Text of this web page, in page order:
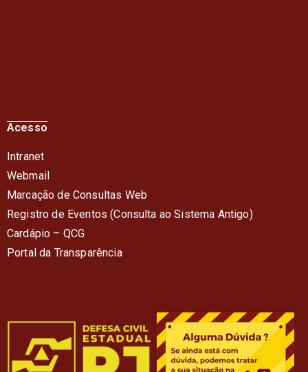
Acesso
Intranet
Webmail
Marcação de Consultas Web
Registro de Eventos (Consulta ao Sistema Antigo)
Cardápio – QCG
Portal da Transparência